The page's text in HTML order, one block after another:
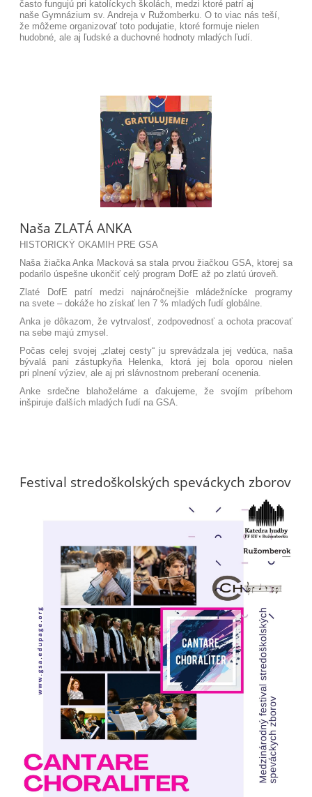
často fungujú pri katolíckych školách, medzi ktoré patrí aj
naše Gymnázium sv. Andreja v Ružomberku. O to viac nás teší,
že môžeme organizovať toto podujatie, ktoré formuje nielen
hudobné, ale aj ľudské a duchovné hodnoty mladých ľudí.
Naša ZLATÁ ANKA
HISTORICKÝ OKAMIH PRE GSA
Naša žiačka Anka Macková sa stala prvou žiačkou GSA, ktorej sa
podarilo úspešne ukončiť celý program DofE až po zlatú úroveň.
Zlaté DofE patrí medzi najnáročnejšie mládežnícke programy
na svete – dokáže ho získať len 7 % mladých ľudí globálne.
Anka je dôkazom, že vytrvalosť, zodpovednosť a ochota pracovať
na sebe majú zmysel.
Počas celej svojej „zlatej cesty“ ju sprevádzala jej vedúca, naša
bývalá pani zástupkyňa Helenka, ktorá jej bola oporou nielen
pri plnení výziev, ale aj pri slávnostnom preberaní ocenenia.
Anke srdečne blahoželáme a ďakujeme, že svojím príbehom
inšpiruje ďalších mladých ľudí na GSA.
Festival stredoškolských speváckych zborov